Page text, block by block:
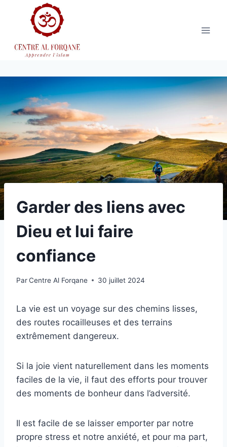
Garder des liens avec
Dieu et lui faire
confiance
ParCentre Al Forqane 30 juillet 2024
La vie est un voyage sur des chemins lisses,
des routes rocailleuses et des terrains
extrêmement dangereux.
Si la joie vient naturellement dans les moments
faciles de la vie, il faut des efforts pour trouver
des moments de bonheur dans l’adversité.
Il est facile de se laisser emporter par notre
propre stress et notre anxiété, et pour ma part,